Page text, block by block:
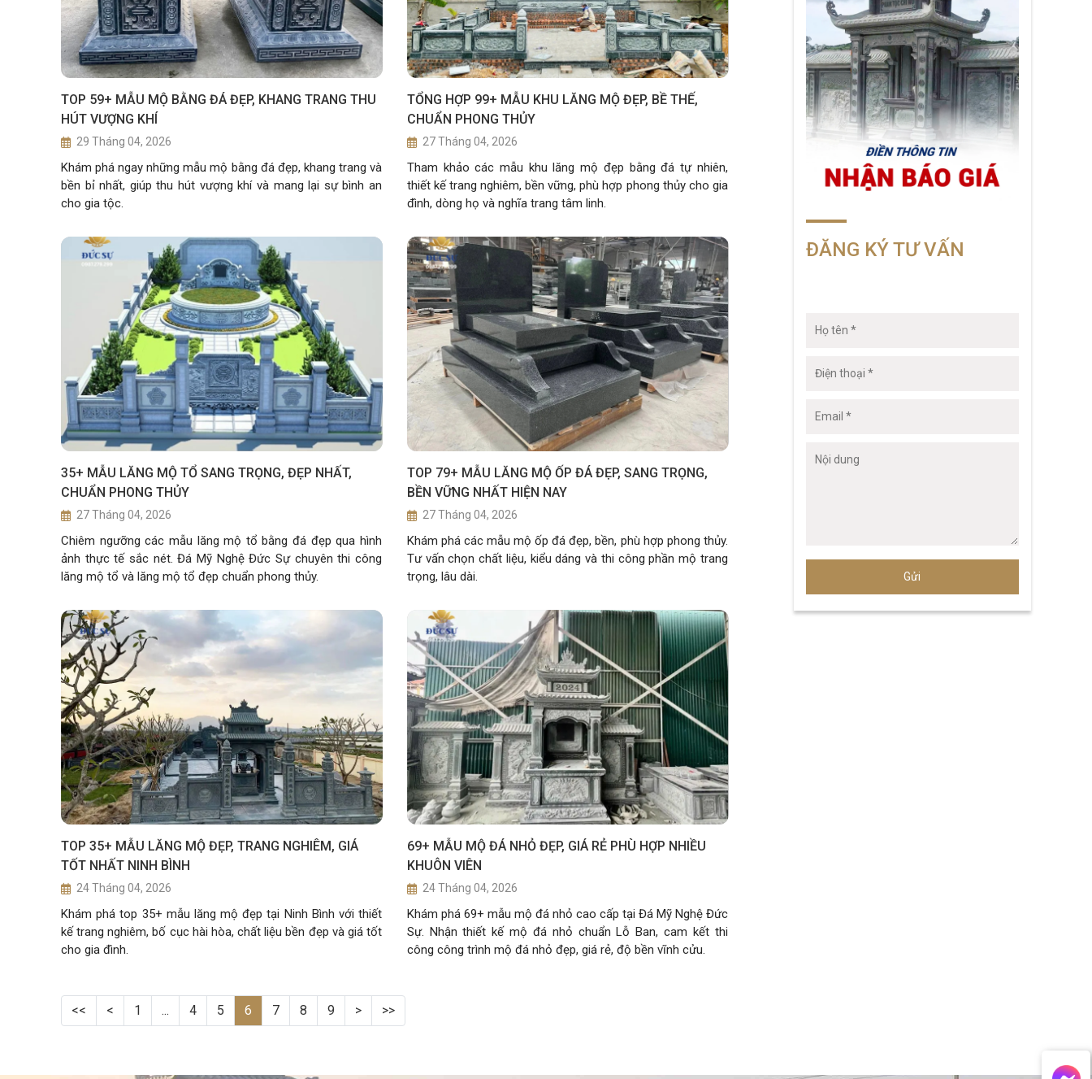
TOP 59+ MẪU MỘ BẰNG ĐÁ ĐẸP, KHANG TRANG THU
HÚT VƯỢNG KHÍ
29 Tháng 04, 2026
Khám phá ngay những mẫu mộ bằng đá đẹp, khang trang và
bền bỉ nhất, giúp thu hút vượng khí và mang lại sự bình an
cho gia tộc.
TỔNG HỢP 99+ MẪU KHU LĂNG MỘ ĐẸP, BỀ THẾ,
CHUẨN PHONG THỦY
27 Tháng 04, 2026
Tham khảo các mẫu khu lăng mộ đẹp bằng đá tự nhiên,
thiết kế trang nghiêm, bền vững, phù hợp phong thủy cho gia
đình, dòng họ và nghĩa trang tâm linh.
35+ MẪU LĂNG MỘ TỔ SANG TRỌNG, ĐẸP NHẤT,
CHUẨN PHONG THỦY
27 Tháng 04, 2026
Chiêm ngưỡng các mẫu lăng mộ tổ bằng đá đẹp qua hình
ảnh thực tế sắc nét. Đá Mỹ Nghệ Đức Sự chuyên thi công
lăng mộ tổ và lăng mộ tổ đẹp chuẩn phong thủy.
TOP 79+ MẪU LĂNG MỘ ỐP ĐÁ ĐẸP, SANG TRỌNG,
BỀN VỮNG NHẤT HIỆN NAY
27 Tháng 04, 2026
Khám phá các mẫu mộ ốp đá đẹp, bền, phù hợp phong thủy.
Tư vấn chọn chất liệu, kiểu dáng và thi công phần mộ trang
trọng, lâu dài.
TOP 35+ MẪU LĂNG MỘ ĐẸP, TRANG NGHIÊM, GIÁ
TỐT NHẤT NINH BÌNH
24 Tháng 04, 2026
Khám phá top 35+ mẫu lăng mộ đẹp tại Ninh Bình với thiết
kế trang nghiêm, bố cục hài hòa, chất liệu bền đẹp và giá tốt
cho gia đình.
69+ MẪU MỘ ĐÁ NHỎ ĐẸP, GIÁ RẺ PHÙ HỢP NHIỀU
KHUÔN VIÊN
24 Tháng 04, 2026
Khám phá 69+ mẫu mộ đá nhỏ cao cấp tại Đá Mỹ Nghệ Đức
Sự. Nhận thiết kế mộ đá nhỏ chuẩn Lỗ Ban, cam kết thi
công công trình mộ đá nhỏ đẹp, giá rẻ, độ bền vĩnh cửu.
<< < 1 ... 4 5 6 7 8 9 > >>
ĐĂNG KÝ TƯ VẤN